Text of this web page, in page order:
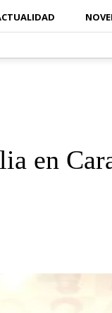
en